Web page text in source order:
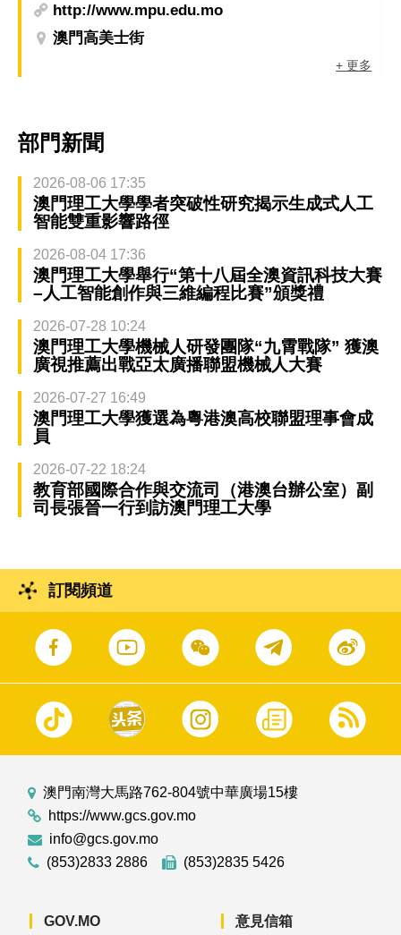
http://www.mpu.edu.mo
澳門高美士街
+ 更多
部門新聞
2026-08-06 17:35
澳門理工大學學者突破性研究揭示生成式人工
智能雙重影響路徑
2026-08-04 17:36
澳門理工大學舉行“第十八屆全澳資訊科技大賽
–人工智能創作與三維編程比賽”頒獎禮
2026-07-28 10:24
澳門理工大學機械人研發團隊“九霄戰隊” 獲澳
廣視推薦出戰亞太廣播聯盟機械人大賽
2026-07-27 16:49
澳門理工大學獲選為粵港澳高校聯盟理事會成
員
2026-07-22 18:24
教育部國際合作與交流司（港澳台辦公室）副
司長張晉一行到訪澳門理工大學
訂閱頻道
澳門南灣大馬路762-804號中華廣場15樓
https://www.gcs.gov.mo
info@gcs.gov.mo
(853)2833 2886
(853)2835 5426
GOV.MO 意見信箱